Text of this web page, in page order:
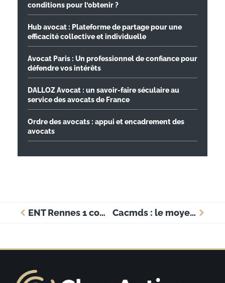
conditions pour l’obtenir ?
Hub avocat : Plateforme de partage pour une
efficacité collective et individuelle
Avocat Paris : Un professionnel de confiance pour
défendre vos intérêts
DALLOZ Avocat : un savoir-faire séculaire au
service des avocats de France
Ordre des avocats : appui et encadrement des
avocats
ENT Rennes 1 comment accéder à Moodle et activer Sésame ? Cacmds : le moyen le plus rapide pour accéder à vos comptes ?